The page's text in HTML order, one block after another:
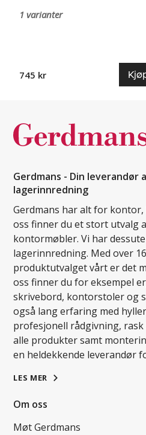
1 varianter
745 kr
Gerdmans - Din leverandør
lagerinnredning
Gerdmans har alt for
oss finner du et stort utvalg
kontormøbler. Vi har
lagerinnredning. Med over
produktutvalget vårt er det
oss finner du for eksempel
skrivebord, kontorstoler og
også lang erfaring med
profesjonell rådgivning,
alle produkter samt
en heldekkende leverandør
LES MER
Om oss
Møt Gerdmans